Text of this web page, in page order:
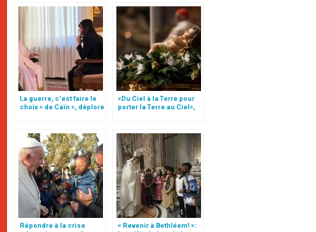
La guerre, c’est faire le
choix « de Caïn », déplore
«Du Ciel à la Terre pour
porter la Terre au Ciel»,
Répondre à la crise
« Revenir à Bethléem! »: